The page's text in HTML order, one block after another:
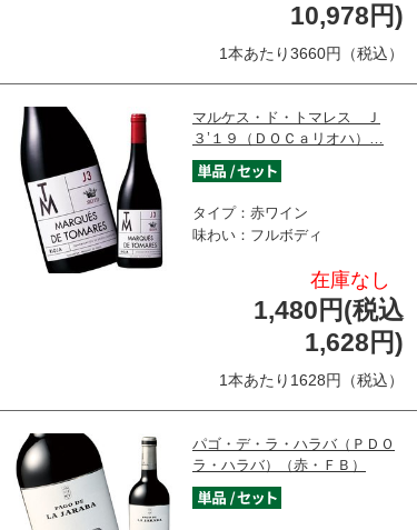
10,978円)
1本あたり3660円（税込）
マルケス・ド・トマレス Ｊ
３’１９（ＤＯＣａリオハ）…
タイプ：赤ワイン
味わい：フルボディ
在庫なし
1,480円(税込
1,628円)
1本あたり1628円（税込）
パゴ・デ・ラ・ハラバ（ＰＤＯ
ラ・ハラバ）（赤・ＦＢ）